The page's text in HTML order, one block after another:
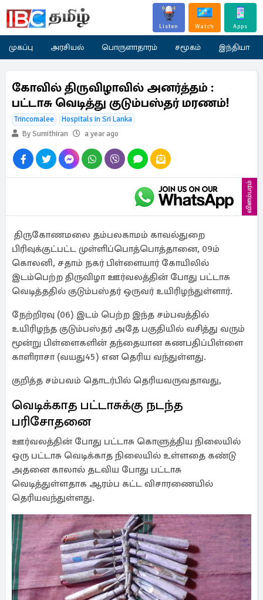
Listen Watch Apps
முகப்பு அரசியல் பொருளாதாரம் சமூகம் இந்தியா
கோவில் திருவிழாவில் அனர்த்தம் :
பட்டாசு வெடித்து குடும்பஸ்தர் மரணம்!
Trincomalee
Hospitals in Sri Lanka
By Sumithiran
a year ago
விளம்பரம்
திருகோணமலை தம்பலகாமம் காவல்துறை
பிரிவுக்குட்பட்ட முள்ளிப்பொத்பொத்தானை, 09ம்
கொலனி, சதாம் நகர் பிள்ளையார் கோயிலில்
இடம்பெற்ற திருவிழா ஊர்வலத்தின் போது பட்டாசு
வெடித்ததில் குடும்பஸ்தர் ஒருவர் உயிரிழந்துள்ளார்.
நேற்றிரவு (06) இடம் பெற்ற இந்த சம்பவத்தில்
உயிரிழந்த குடும்பஸ்தர் அதே பகுதியில் வசித்து வரும்
மூன்று பிள்ளைகளின் தந்தையான கணபதிப்பிள்ளை
காளிராசா (வயது45) என தெரிய வந்துள்ளது.
குறித்த சம்பவம் தொடர்பில் தெரியவருவதாவது,
வெடிக்காத பட்டாசுக்கு நடந்த
பரிசோதனை
ஊர்வலத்தின் போது பட்டாசு கொளுத்திய நிலையில்
ஒரு பட்டாசு வெடிக்காத நிலையில் உள்ளதை கண்டு
அதனை காலால் தடவிய போது பட்டாசு
வெடித்துள்ளதாக ஆரம்ப கட்ட விசாரணையில்
தெரியவந்துள்ளது.